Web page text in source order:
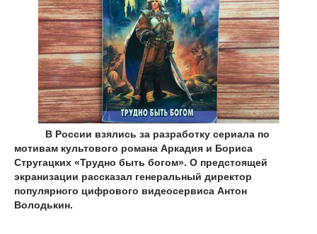
В России взялись за разработку сериала по
мотивам культового романа Аркадия и Бориса
Стругацких «Трудно быть богом». О предстоящей
экранизации рассказал генеральный директор
популярного цифрового видеосервиса Антон
Володькин.